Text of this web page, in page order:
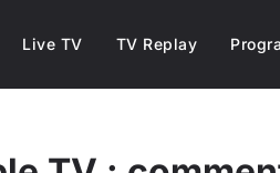
Live TV TV Replay